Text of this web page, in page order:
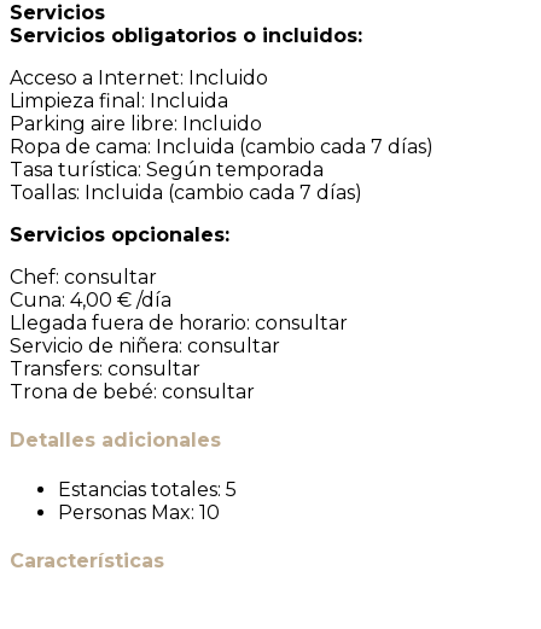
Servicios
Servicios obligatorios o incluidos:
Acceso a Internet: Incluido
Limpieza final: Incluida
Parking aire libre: Incluido
Ropa de cama: Incluida (cambio cada 7 días)
Tasa turística: Según temporada
Toallas: Incluida (cambio cada 7 días)
Servicios opcionales:
Chef: consultar
Cuna: 4,00 € /día
Llegada fuera de horario: consultar
Servicio de niñera: consultar
Transfers: consultar
Trona de bebé: consultar
Detalles adicionales
Estancias totales: 5
Personas Max: 10
Características